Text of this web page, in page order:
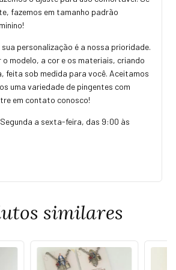
fazemos em tamanho padrão
sua personalização é a nossa prioridade.
o modelo, a cor e os materiais, criando
feita sob medida para você. Aceitamos
uma variedade de pingentes com
em contato conosco!
a sexta-feira, das 9:00 às
similares